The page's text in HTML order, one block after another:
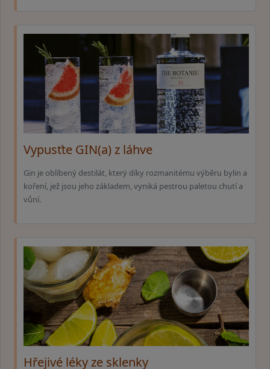
Vypusťte GIN(a) z láhve
Gin je oblíbený destilát, který díky rozmanitému výběru bylin a
koření, jež jsou jeho základem, vyniká pestrou paletou chutí a
vůní.
Hřejivé léky ze sklenky